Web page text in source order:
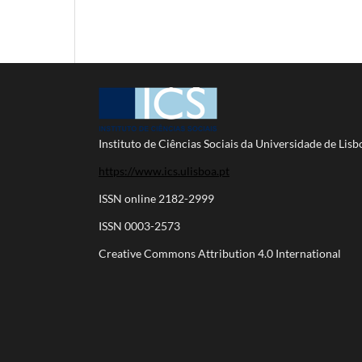
Instituto de Ciências Sociais da Universidade de
https://www.ics.ulisboa.pt
ISSN online 2182-2999
ISSN 0003-2573
Creative Commons Attribution 4.0 International